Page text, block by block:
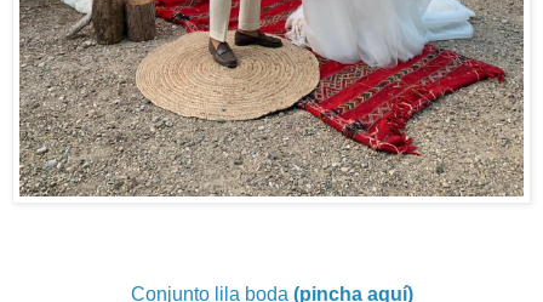
Conjunto lila boda (pincha aquí)